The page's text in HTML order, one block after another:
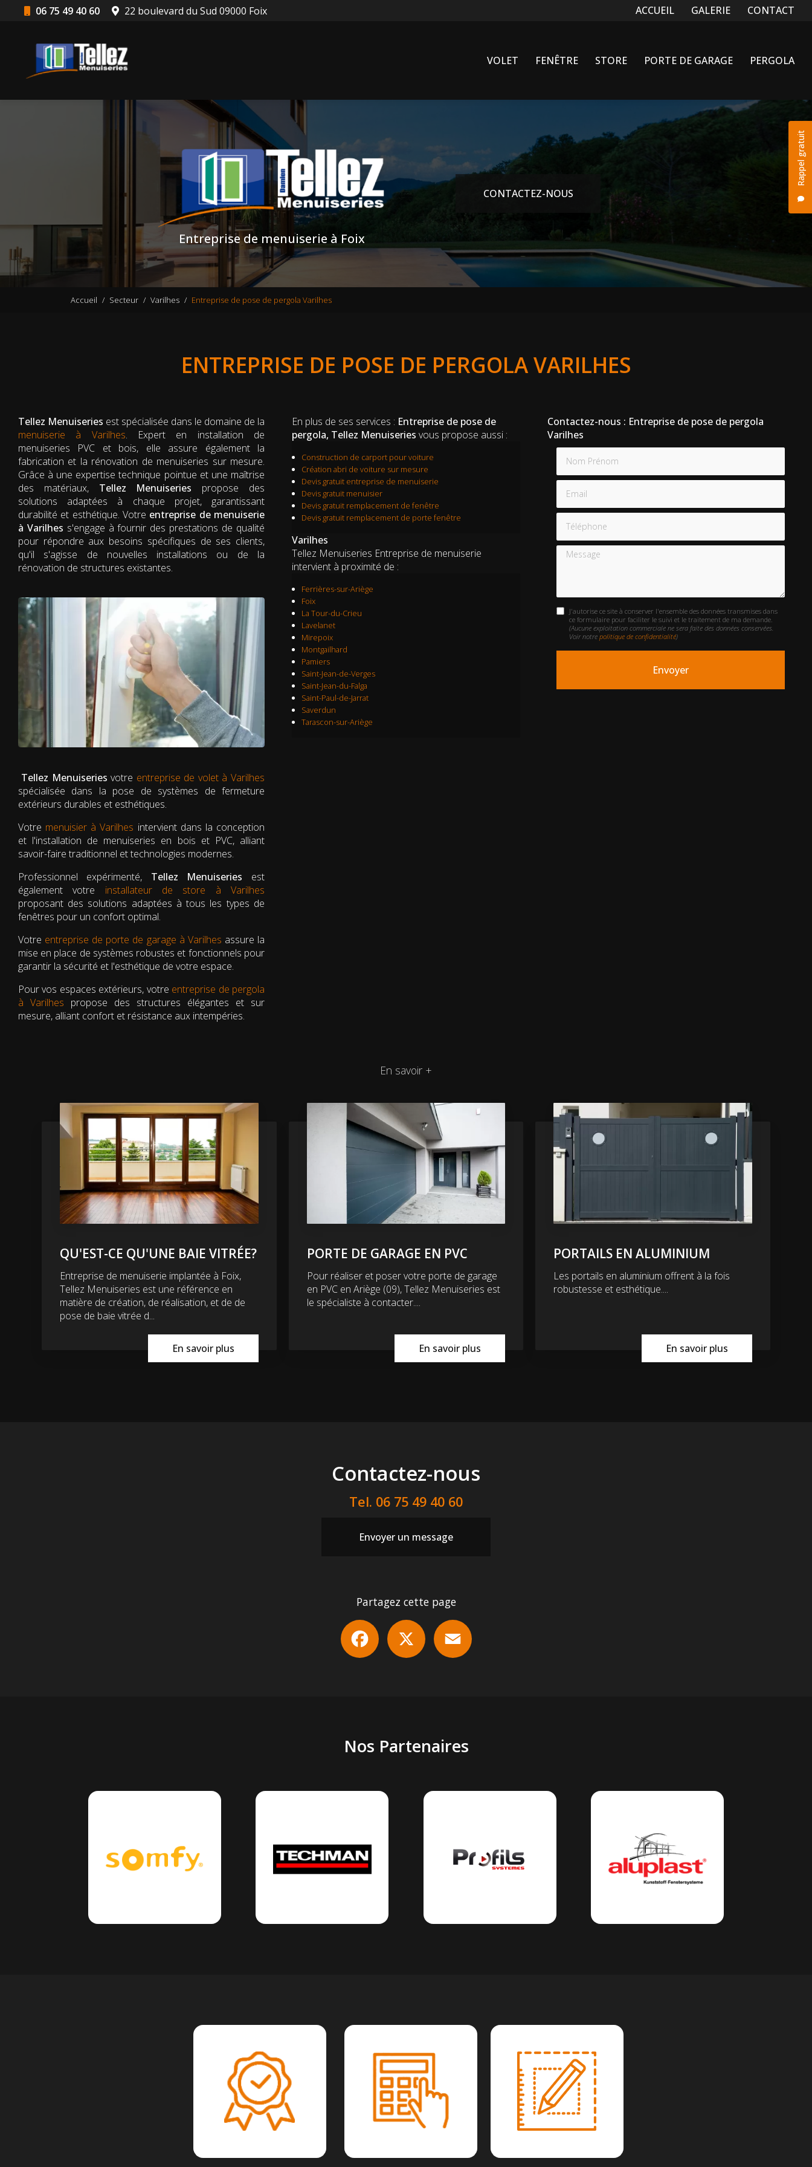
06 75 49 40 60 22 boulevard du Sud 09000 Foix Navigation secondaire
ACCUEIL GALERIE CONTACT
Rappel gratuit
VOLET FENÊTRE STORE PORTE DE GARAGE PERGOLA
Entreprise de menuiserie à Foix
CONTACTEZ-NOUS
Accueil Secteur Varilhes Entreprise de pose de pergola Varilhes
ENTREPRISE DE POSE DE PERGOLA VARILHES
Tellez Menuiseries est spécialisée dans le domaine de la
menuiserie à Varilhes. Expert en installation de
menuiseries PVC et bois, elle assure également la
fabrication et la rénovation de menuiseries sur mesure.
Grâce à une expertise technique pointue et une maîtrise
des matériaux, Tellez Menuiseries propose des
solutions adaptées à chaque projet, garantissant
durabilité et esthétique. Votre entreprise de menuiserie
à Varilhes s'engage à fournir des prestations de qualité
pour répondre aux besoins spécifiques de ses clients,
qu'il s'agisse de nouvelles installations ou de la
rénovation de structures existantes.
Tellez Menuiseries votre entreprise de volet à Varilhes
spécialisée dans la pose de systèmes de fermeture
extérieurs durables et esthétiques.
Votre menuisier à Varilhes intervient dans la conception
et l'installation de menuiseries en bois et PVC, alliant
savoir-faire traditionnel et technologies modernes.
Professionnel expérimenté, Tellez Menuiseries est
également votre installateur de store à Varilhes
proposant des solutions adaptées à tous les types de
fenêtres pour un confort optimal.
Votre entreprise de porte de garage à Varilhes assure la
mise en place de systèmes robustes et fonctionnels pour
garantir la sécurité et l'esthétique de votre espace.
Pour vos espaces extérieurs, votre entreprise de pergola
à Varilhes propose des structures élégantes et sur
mesure, alliant confort et résistance aux intempéries.
En plus de ses services : Entreprise de pose de
pergola, Tellez Menuiseries vous propose aussi :
Construction de carport pour voiture
Création abri de voiture sur mesure
Devis gratuit entreprise de menuiserie
Devis gratuit menuisier
Devis gratuit remplacement de fenêtre
Devis gratuit remplacement de porte fenêtre
Varilhes
Tellez Menuiseries Entreprise de menuiserie
intervient à proximité de :
Ferrières-sur-Ariège
Foix
La Tour-du-Crieu
Lavelanet
Mirepoix
Montgailhard
Pamiers
Saint-Jean-de-Verges
Saint-Jean-du-Falga
Saint-Paul-de-Jarrat
Saverdun
Tarascon-sur-Ariège
Contactez-nous : Entreprise de pose de pergola
Varilhes
Nom Prénom
Email
Téléphone
Message
J'autorise ce site à conserver l'ensemble des données transmises dans
ce formulaire pour faciliter le suivi et le traitement de ma demande.
(Aucune exploitation commerciale ne sera faite des données conservées.
Voir notre politique de confidentialité)
En savoir +
QU'EST-CE QU'UNE BAIE VITRÉE?
Entreprise de menuiserie implantée à Foix,
Tellez Menuiseries est une référence en
matière de création, de réalisation, et de de
pose de baie vitrée d...
En savoir plus
PORTE DE GARAGE EN PVC
Pour réaliser et poser votre porte de garage
en PVC en Ariège (09), Tellez Menuiseries est
le spécialiste à contacter....
En savoir plus
PORTAILS EN ALUMINIUM
Les portails en aluminium offrent à la fois
robustesse et esthétique....
En savoir plus
Contactez-nous
Tel. 06 75 49 40 60
Envoyer un message
Partagez cette page
Facebook
Nos Partenaires